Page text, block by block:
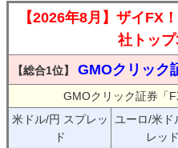
【2026年8月】ザイFX
社トップ
【総合1位】 GMOクリック
GMOクリック証券「
米ドル/円 スプレッ
ド
ユーロ/米ド
レッド